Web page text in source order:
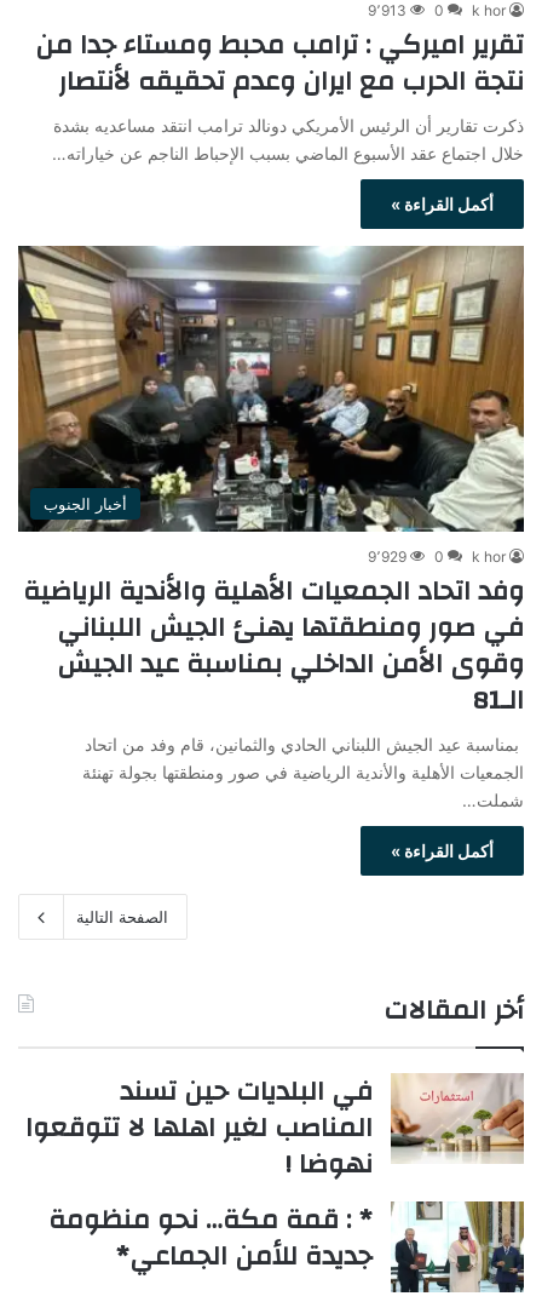
k hor
0 9٬913
تقرير اميركي : ترامب محبط ومستاء جدا من
نتجة الحرب مع ايران وعدم تحقيقه لأنتصار
ذكرت تقارير أن الرئيس الأمريكي دونالد ترامب انتقد مساعديه بشدة
خلال اجتماع عقد الأسبوع الماضي بسبب الإحباط الناجم عن خياراته…
أكمل القراءة »
أخبار الجنوب
k hor
0 9٬929
وفد اتحاد الجمعيات الأهلية والأندية الرياضية
في صور ومنطقتها يهنئ الجيش اللبناني
وقوى الأمن الداخلي بمناسبة عيد الجيش
الـ81
بمناسبة عيد الجيش اللبناني الحادي والثمانين، قام وفد من اتحاد
الجمعيات الأهلية والأندية الرياضية في صور ومنطقتها بجولة تهنئة
شملت…
أكمل القراءة »
الصفحة التالية
أخر المقالات
في البلديات حين تسند
المناصب لغير اهلها لا تتوقعوا
نهوضا !
* : قمة مكة… نحو منظومة
جديدة للأمن الجماعي*